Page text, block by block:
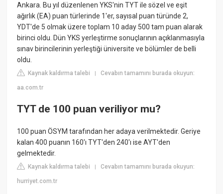
Ankara. Bu yıl düzenlenen YKS'nin TYT ile sözel ve eşit
ağırlık (EA) puan türlerinde 1'er, sayısal puan türünde 2,
YDT'de 5 olmak üzere toplam 10 aday 500 tam puan alarak
birinci oldu. Dün YKS yerleştirme sonuçlarının açıklanmasıyla
sınav birincilerinin yerleştiği üniversite ve bölümler de belli
oldu.
Kaynak kaldırma talebi |Cevabın tamamını burada okuyun:
aa.com.tr
TYT de 100 puan veriliyor mu?
100 puan ÖSYM tarafından her adaya verilmektedir. Geriye
kalan 400 puanın 160'ı TYT'den 240'ı ise AYT'den
gelmektedir.
Kaynak kaldırma talebi |Cevabın tamamını burada okuyun:
hurriyet.com.tr